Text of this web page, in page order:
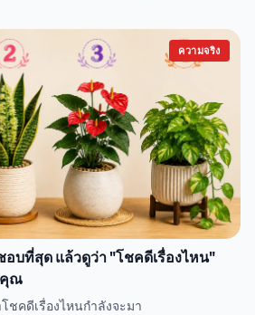
ความจริง
บที่สุด แล้วดูว่า "โชคดีเรื่องไหน"
คุณ
ชคดีเรื่องไหนกำลังจะมา